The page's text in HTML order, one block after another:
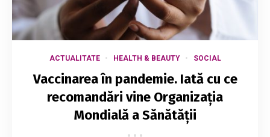
ACTUALITATE HEALTH & BEAUTY SOCIAL
Vaccinarea în pandemie. Iată cu ce
recomandări vine Organizația
Mondială a Sănătății